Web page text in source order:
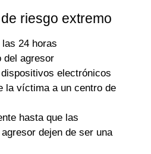
riesgo extremo
24 horas
del agresor
electrónicos
la víctima a un centro de
hasta que las
dejen de ser una